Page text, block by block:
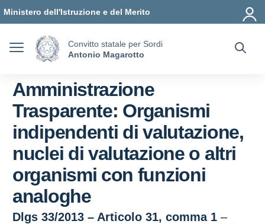
Ministero dell'Istruzione e del Merito
Convitto statale per Sordi
Antonio Magarotto
Amministrazione
Trasparente: Organismi
indipendenti di valutazione,
nuclei di valutazione o altri
organismi con funzioni
analoghe
Dlgs 33/2013 – Articolo 31, comma 1 –